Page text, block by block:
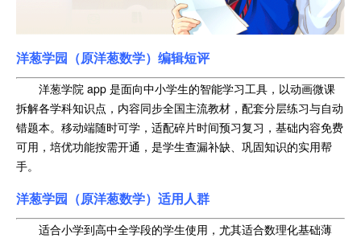
洋葱学园 （原洋葱数学）编辑短评
洋葱学院 app 是面向中小学生的智能学习工具，以动画微课
拆解各学科知识点，内容同步全国主流教材，配套分层练习与自动
错题本。移动端随时可学，适配碎片时间预习复习，基础内容免费
可用，培优功能按需开通，是学生查漏补缺、巩固知识的实用帮
手。
洋葱学园 （原洋葱数学）适用人群
适合小学到高中全学段的学生使用，尤其适合数理化基础薄